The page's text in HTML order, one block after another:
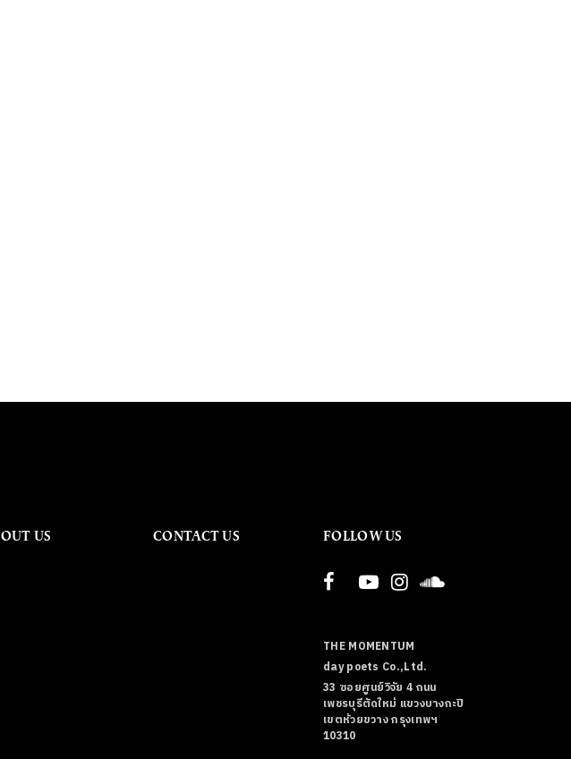
US CONTACT US FOLLOW US
THE MOMENTUM
day poets Co.,Ltd.
33 ซอยศูนย์วิจัย 4 ถนน
เพชรบุรีตัดใหม่ แขวงบางกะปิ
เขตห้วยขวาง กรุงเทพฯ
10310